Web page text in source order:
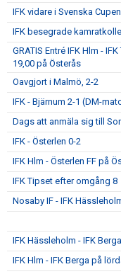
IFK vidare i Svenska Cupen
IFK besegrade
GRATIS Entré IFK Hlm -
19,00 på Österås
Oavgjort i Malmö, 2-2
IFK - Bjärnum 2-1 (DM-
Dags att anmäla sig till
IFK - Österlen 0-2
IFK Hlm - Österlen FF på
IFK Tipset efter omgång 8
Nosaby IF - IFK
IFK Hässleholm - IFK
IFK Hlm - IFK Berga på